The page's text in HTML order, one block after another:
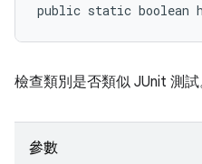
public static boolean
檢查類別是否類似 JUnit 測試
參數